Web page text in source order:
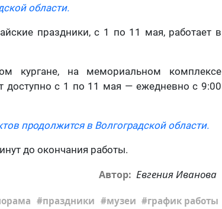
области.
праздники, с 1 по 11 мая, работает в
кургане, на мемориальном комплексе
доступно с 1 по 11 мая — ежедневно с 9:00
продолжится в Волгоградской области.
до окончания работы.
Автор: Евгения Иванова
праздники музеи график работы